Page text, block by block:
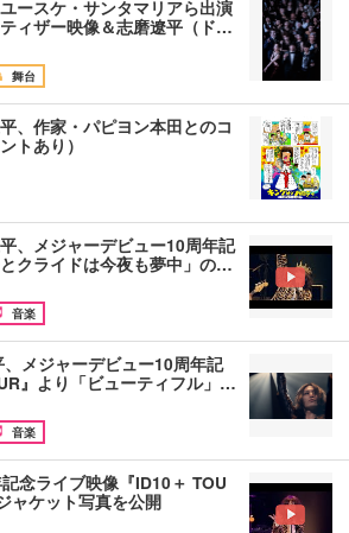
ースケ・サンタマリアら出演
ィザー映像＆志磨遼平（ド…
舞台
、作家・パピヨン本田とのコ
トあり）
、メジャーデビュー10周年記
クライドは今夜も夢中」の…
音楽
、メジャーデビュー10周年記
』より「ビューティフル」…
音楽
念ライブ映像『ID10＋ TOU
ャケット写真を公開